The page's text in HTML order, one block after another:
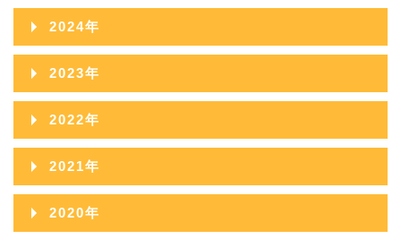
2026年07月
2026年06月
2026年05月
2026年04月
2026年03月
2026年02月
2026年01月
2025年12月
2025年11月
2025年10月
2025年09月
2025年08月
2025年07月
2024年
2024年12月
2024年11月
2024年10月
2024年09月
2024年08月
2023年
2023年12月
2023年11月
2023年10月
2023年09月
2022年
2022年12月
2022年11月
2022年10月
2021年
2021年12月
2020年